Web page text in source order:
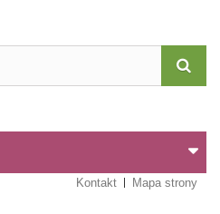
Kontakt Mapa strony